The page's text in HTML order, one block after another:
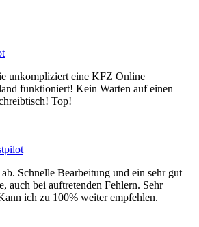
unkompliziert eine KFZ Online
funktioniert! Kein Warten auf einen
Top!
Schnelle Bearbeitung und ein sehr gut
auch bei auftretenden Fehlern. Sehr
ich zu 100% weiter empfehlen.